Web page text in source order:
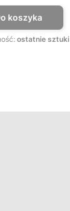
koszyka
ostatnie sztuki